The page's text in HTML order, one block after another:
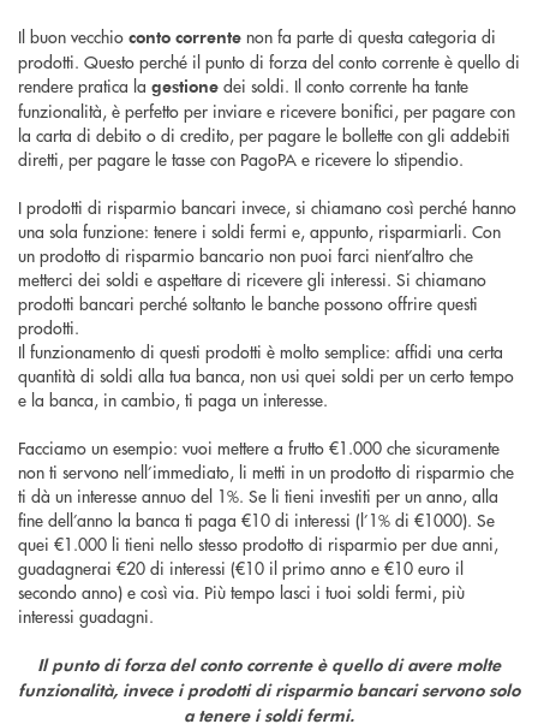
Il buon vecchio conto corrente non fa parte di questa categoria di
prodotti. Questo perché il punto di forza del conto corrente è quello di
rendere pratica la gestione dei soldi. Il conto corrente ha tante
funzionalità, è perfetto per inviare e ricevere bonifici, per pagare con
la carta di debito o di credito, per pagare le bollette con gli addebiti
diretti, per pagare le tasse con PagoPA e ricevere lo stipendio.
I prodotti di risparmio bancari invece, si chiamano così perché hanno
una sola funzione: tenere i soldi fermi e, appunto, risparmiarli. Con
un prodotto di risparmio bancario non puoi farci nient’altro che
metterci dei soldi e aspettare di ricevere gli interessi. Si chiamano
prodotti bancari perché soltanto le banche possono offrire questi
prodotti.
Il funzionamento di questi prodotti è molto semplice: affidi una certa
quantità di soldi alla tua banca, non usi quei soldi per un certo tempo
e la banca, in cambio, ti paga un interesse.
Facciamo un esempio: vuoi mettere a frutto €1.000 che sicuramente
non ti servono nell’immediato, li metti in un prodotto di risparmio che
ti dà un interesse annuo del 1%. Se li tieni investiti per un anno, alla
fine dell’anno la banca ti paga €10 di interessi (l’1% di €1000). Se
quei €1.000 li tieni nello stesso prodotto di risparmio per due anni,
guadagnerai €20 di interessi (€10 il primo anno e €10 euro il
secondo anno) e così via. Più tempo lasci i tuoi soldi fermi, più
interessi guadagni.
Il punto di forza del conto corrente è quello di avere molte
funzionalità, invece i prodotti di risparmio bancari servono solo
a tenere i soldi fermi.